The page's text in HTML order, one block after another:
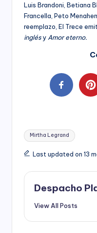
Luis Brandoni, Betiana
Francella, Peto
reemplazo, El Trece
inglésy Amor eterno.
Tags:
Mirtha Legrand
Last updated on 13
Despacho
View All Posts